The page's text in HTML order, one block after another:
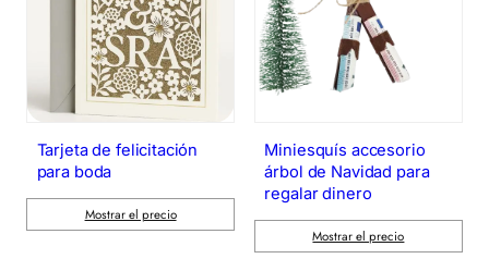
Tarjeta de felicitación
para boda
Mostrar el precio
Miniesquís accesorio
árbol de Navidad para
regalar dinero
Mostrar el precio